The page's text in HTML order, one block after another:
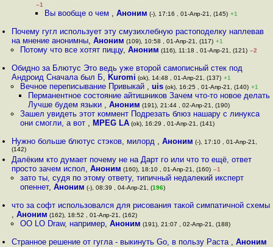
–1
Вы вообще о чем , Аноним (-), 17:16 , 01-Апр-21, (145) +1
Почему гугл использует эту смузихлебную растоподелку наплевав
на мнение анонимны,Аноним (109), 10:58 , 01-Апр-21, (117) +1
Потому что все хотят пиццу, Аноним (116), 11:18 , 01-Апр-21, (121) –2
Обидно за Блютус Это ведь уже второй самописный стек под
Андроид Сначала был Б, Kuromi (ok), 14:48 , 01-Апр-21, (137) +1
Вечное переписывание Привыкай , uis(ok), 16:25 , 01-Апр-21, (140) +1
Перманентное состояние айтишников Зачем что-то новое делать
Лучше будем языки , Аноним (191), 21:44 , 02-Апр-21, (190)
Зашел увидеть этот коммент Подрезать блюз нашару с линукса
они смогли, а вот , MPEG LA(ok), 16:29 , 01-Апр-21, (141)
Нужно больше блютус стэков, милорд ,Аноним (-), 17:10 , 01-Апр-21,
(142)
Далёким кто думает почему не на Дарт го или что то ещё, ответ
просто зачем испол,Аноним (160), 18:10 , 01-Апр-21, (160) –1
зато ты, судя по этому ответу, типичный недалекий иксперт
опеннет, Аноним (-), 08:39 , 04-Апр-21, (196)
что за софт использовался для рисования такой симпатичной схемы
,Аноним (162), 18:52 , 01-Апр-21, (162)
OO LO Draw, например, Аноним (191), 21:07 , 02-Апр-21, (188)
Странное решение от гугла - выкинуть Go, в пользу Раста ,Аноним